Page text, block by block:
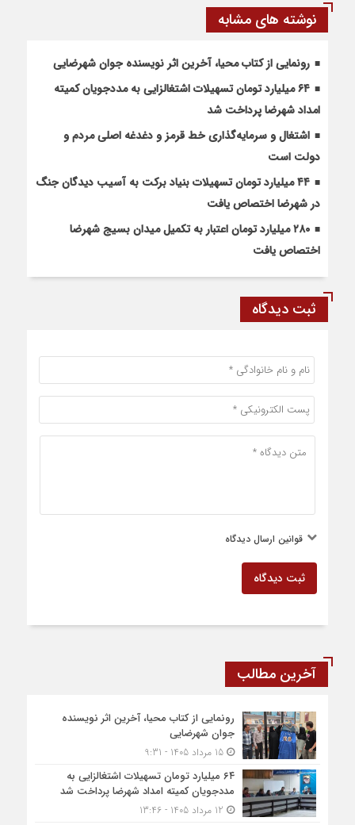
نوشته های مشابه
رونمایی از کتاب محیا، آخرین اثر نویسنده جوان شهرضایی
۶۴ میلیارد تومان تسهیلات اشتغالزایی به مددجویان کمیته
امداد شهرضا پرداخت شد
اشتغال و سرمایه‌گذاری خط قرمز و دغدغه اصلی مردم و
دولت است
۴۴ میلیارد تومان تسهیلات بنیاد برکت به آسیب دیدگان جنگ
در شهرضا اختصاص یافت
۲۸۰ میلیارد تومان اعتبار به تکمیل میدان بسیج شهرضا
اختصاص یافت
ثبت دیدگاه
قوانین ارسال دیدگاه
ثبت دیدگاه
آخرین مطالب
رونمایی از کتاب محیا، آخرین اثر نویسنده
جوان شهرضایی
15 مرداد 1405 - 9:31
۶۴ میلیارد تومان تسهیلات اشتغالزایی به
مددجویان کمیته امداد شهرضا پرداخت شد